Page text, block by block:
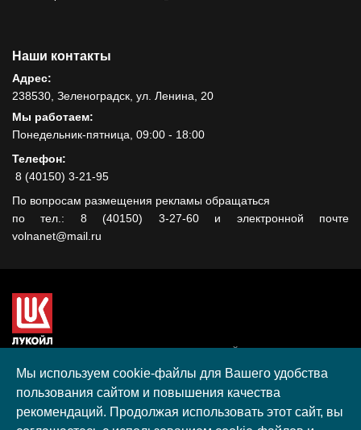
Наши контакты
Адрес:
238530, Зеленоградск, ул. Ленина, 20
Мы работаем:
Понедельник-пятница, 09:00 - 18:00
Телефон:
8 (40150) 3-21-95
По вопросам размещения рекламы обращаться
по тел.: 8 (40150) 3-27-60 и электронной почте
volnanet@mail.ru
гранта, полученного в рамках XIII Конкурса социальных и
культурных проектов ПАО "ЛУКОЙЛ" на территории
Калининградской области в 2020 году
Согласие на обработку персональных данных
Мы используем cookie-файлы для Вашего удобства
пользования сайтом и повышения качества
рекомендаций. Продолжая использовать этот сайт, вы